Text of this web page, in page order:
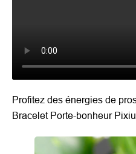
Profitez des énergies de
Bracelet Porte-bonheur